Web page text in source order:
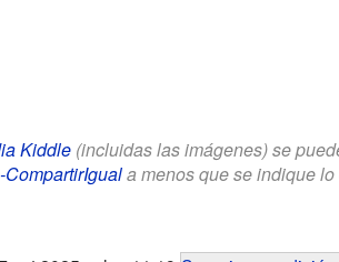
Kiddle(incluidas las imágenes) se
a menos que se indique